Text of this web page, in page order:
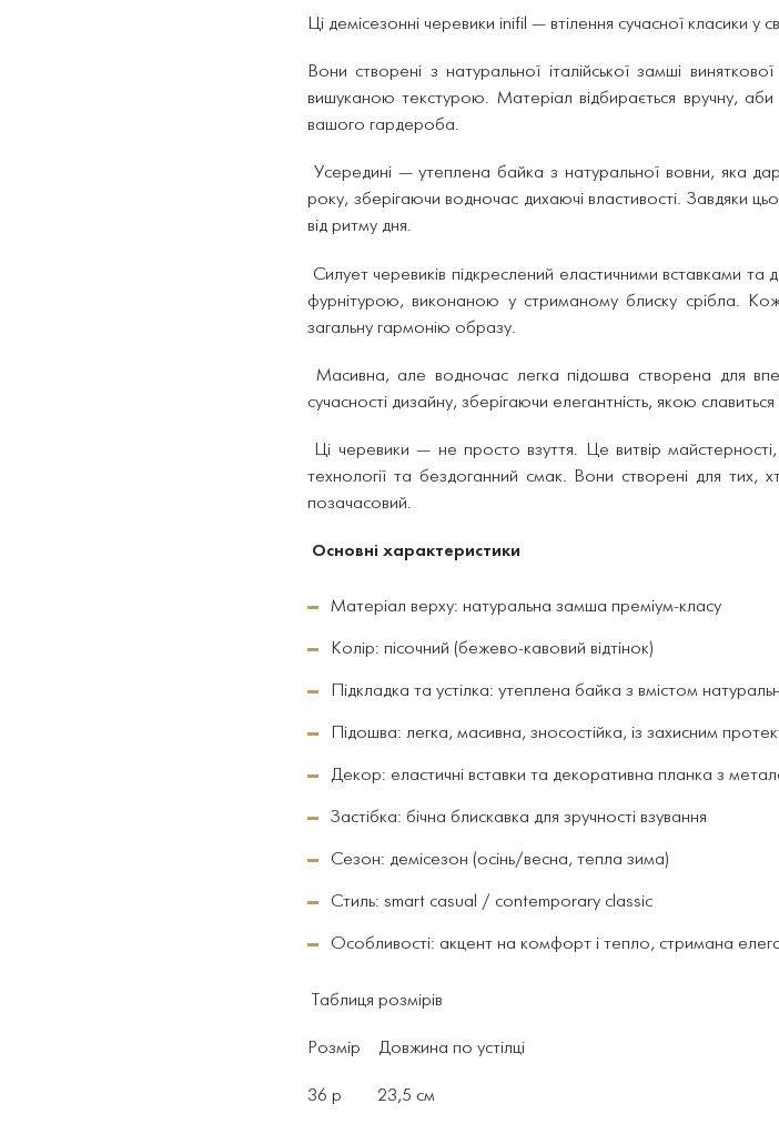
Ці демісезонні черевики inifil — втілення сучасної класики у
Вони створені з натуральної італійської замші
вишуканою текстурою. Матеріал відбирається вручну, аби
вашого гардероба.
Усередині — утеплена байка з натуральної вовни, яка
року, зберігаючи водночас дихаючі властивості. Завдяки
від ритму дня.
Силует черевиків підкреслений еластичними вставками
фурнітурою, виконаною у стриманому блиску срібла.
загальну гармонію образу.
Масивна, але водночас легка підошва створена для
сучасності дизайну, зберігаючи елегантність, якою славиться
Ці черевики — не просто взуття. Це витвір
технології та бездоганний смак. Вони створені для тих,
позачасовий.
Основні характеристики
Матеріал верху: натуральна замша преміум-класу
Колір: пісочний (бежево-кавовий відтінок)
Підкладка та устілка: утеплена байка з вмістом
Підошва: легка, масивна, зносостійка, із захисним
Декор: еластичні вставки та декоративна планка з
Застібка: бічна блискавка для зручності взування
Сезон: демісезон (осінь/весна, тепла зима)
Стиль: smart casual / contemporary classic
Особливості: акцент на комфорт і тепло, стримана
Таблиця розмірів
Розмір Довжина по устілці
36 р 23,5 см